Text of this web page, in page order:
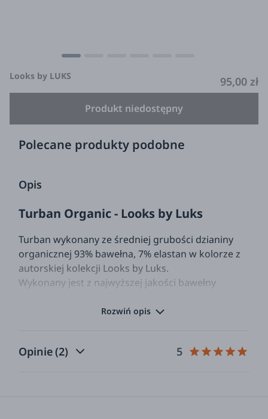
Looks by LUKS 95,00 zł
Produkt niedostępny
Polecane produkty podobne
Opis
Turban Organic - Looks by Luks
Turban wykonany ze średniej grubości dzianiny
organicznej 93% bawełna, 7% elastan w kolorze z
autorskiej kolekcji Looks by Luks.
Wykonany jest z najwyższej jakości bawełny
produkowanej w warunkach sprawiedliwych
OrganicTextileStandard) oraz OEKO-Tex. Świetnie
Rozwiń opis
Opinie(2) 5